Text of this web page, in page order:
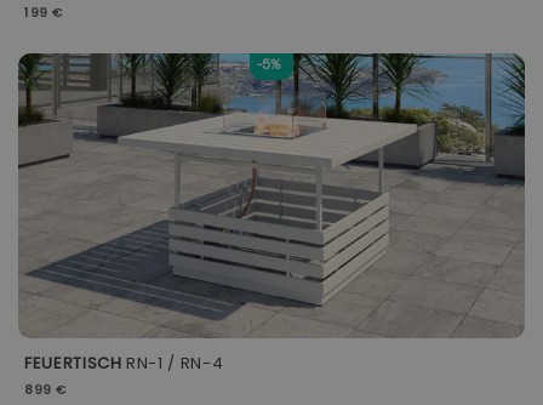
199 €
-5%
FEUERTISCH RN-1 / RN-4
899 €